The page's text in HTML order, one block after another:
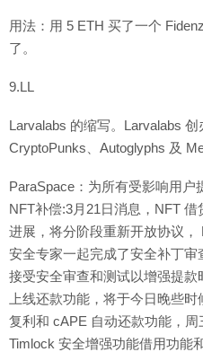
用法：用 5 ETH 买了一个
了。
9.LL
Larvalabs 的缩写。Larvalabs
CryptoPunks、Autoglyphs 及
ParaSpace：为所有受影响用户
NFT补偿:3月21日消息，NFT
进展，将分阶段重新开放协议
安全专家一起完成了安全补丁
接受安全审查和测试以增强提
上线还款功能，将于今日晚些
复利和 cAPE 自动还款功能，
Timlock 安全增强功能借用功能